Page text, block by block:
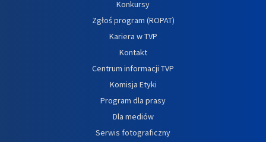
Konkursy
Zgłoś program (ROPAT)
Kariera w TVP
Kontakt
Centrum informacji TVP
Komisja Etyki
Program dla prasy
Dla mediów
Serwis fotograficzny